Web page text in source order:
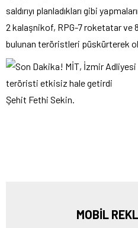
saldırıyı planladıkları gibi
2 kalaşnikof, RPG-7 roketatar ve
bulunan teröristleri püskürterek
Şehit Fethi Sekin.
MOBİL